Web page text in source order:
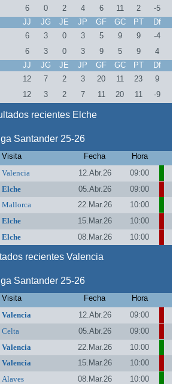
6 0 2 4 6 11 2
-5
JJ JG JE JP GF GC PT
Df
6 3 0 3 5 9 9
-4
6 3 0 3 9 5 9
4
JJ JG JE JP GF GC PT
Df
12 7 2 3 20 11 23
9
12 3 2 7 11 20 11 -9
recientes Elche
Santander 25-26
Visita Fecha
Hora
Valencia 12.Abr.26
09:00
Elche 05.Abr.26
09:00
Mallorca 22.Mar.26
10:00
Elche 15.Mar.26
10:00
Elche 08.Mar.26 10:00
recientes Valencia
Santander 25-26
Visita Fecha
Hora
Valencia 12.Abr.26
09:00
Celta 05.Abr.26
09:00
Valencia 22.Mar.26
10:00
Valencia 15.Mar.26
10:00
Alaves 08.Mar.26 10:00